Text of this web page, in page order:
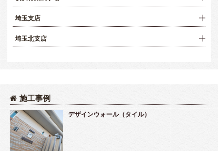
埼玉支店
埼玉北支店
施工事例
デザインウォール（タイル）